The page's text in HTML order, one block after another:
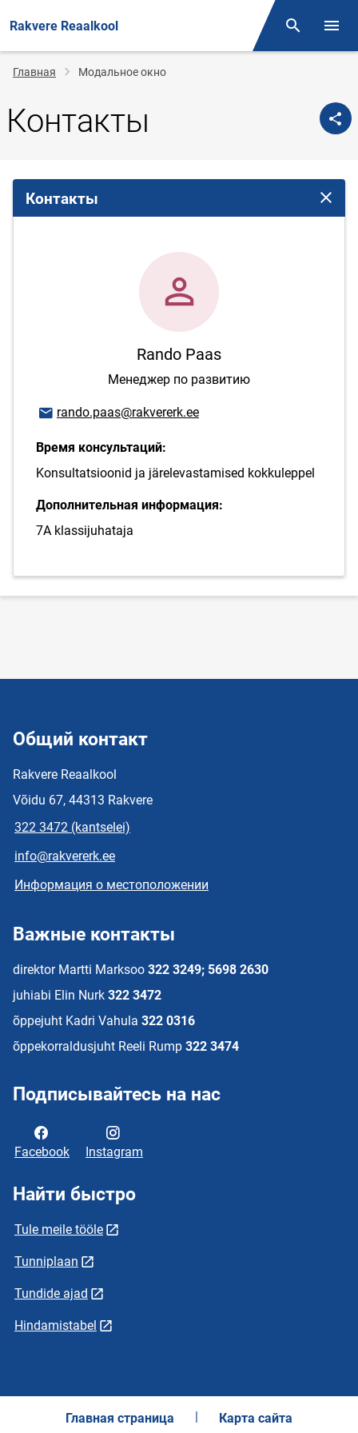
Rakvere Reaalkool Поиск
Строка
навигации
Главная Модальное окно
Контакты
Контакты
Rando Paas
Менеджер по развитию
E-mail адрес
rando.paas@rakvererk.ee
Время консультаций:
Konsultatsioonid ja järelevastamised kokkuleppel
Дополнительная информация:
7A klassijuhataja
Общий контакт
Rakvere Reaalkool
Võidu 67, 44313 Rakvere
322 3472 (kantselei)
info@rakvererk.ee
Информация о местоположении
Важные контакты
direktor Martti Marksoo 322 3249; 5698 2630
juhiabi Elin Nurk 322 3472
õppejuht Kadri Vahula 322 0316
õppekorraldusjuht Reeli Rump 322 3474
Подписывайтесь на нас
Facebook Instagram
Найти быстро
Tule meile tööle
Tunniplaan
Tundide ajad
Hindamistabel
Главная страница Карта сайта